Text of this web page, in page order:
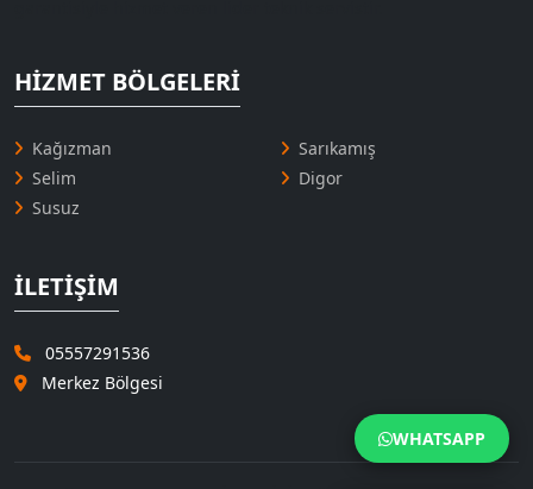
HIZMET BÖLGELERI
Kağızman
Sarıkamış
Selim
Digor
Susuz
İLETIŞIM
05557291536
Merkez Bölgesi
WHATSAPP